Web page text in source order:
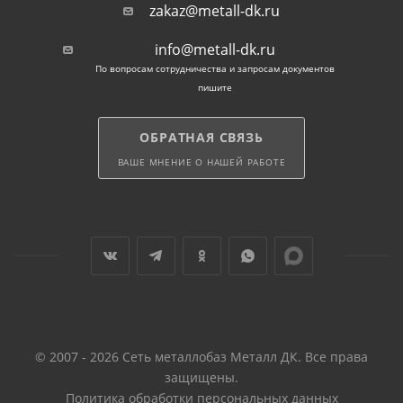
можно легко демонтировать и перенести на
Почему стоит выбрать
Металл ДК?
В наличии сваи различной длины и толщины стенки,
Бесплатный расчет: специалисты помогут
рассчитать необходимое количество свай для
zakaz@metall-dk.ru
info@metall-dk.ru
По вопросам сотрудничества и запросам документов
пишите
ОБРАТНАЯ СВЯЗЬ
ВАШЕ МНЕНИЕ О НАШЕЙ РАБОТЕ
© 2007 - 2026 Сеть металлобаз Металл ДК. Все права
защищены.
Политика обработки персональных данных